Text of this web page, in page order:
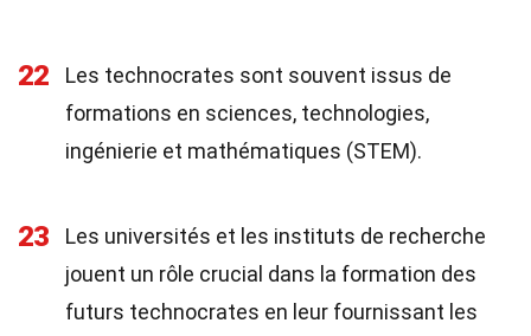
22
Les technocrates sont souvent issus de
formations en sciences, technologies,
ingénierie et mathématiques (STEM).
23
Les universités et les instituts de recherche
jouent un rôle crucial dans la formation des
futurs technocrates en leur fournissant les